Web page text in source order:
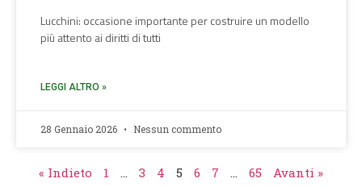
Lucchini: occasione importante per costruire un modello
più attento ai diritti di tutti
LEGGI ALTRO »
28 Gennaio 2026 Nessun commento
« Indieto 1 … 3 4 5 6 7 … 65 Avanti »